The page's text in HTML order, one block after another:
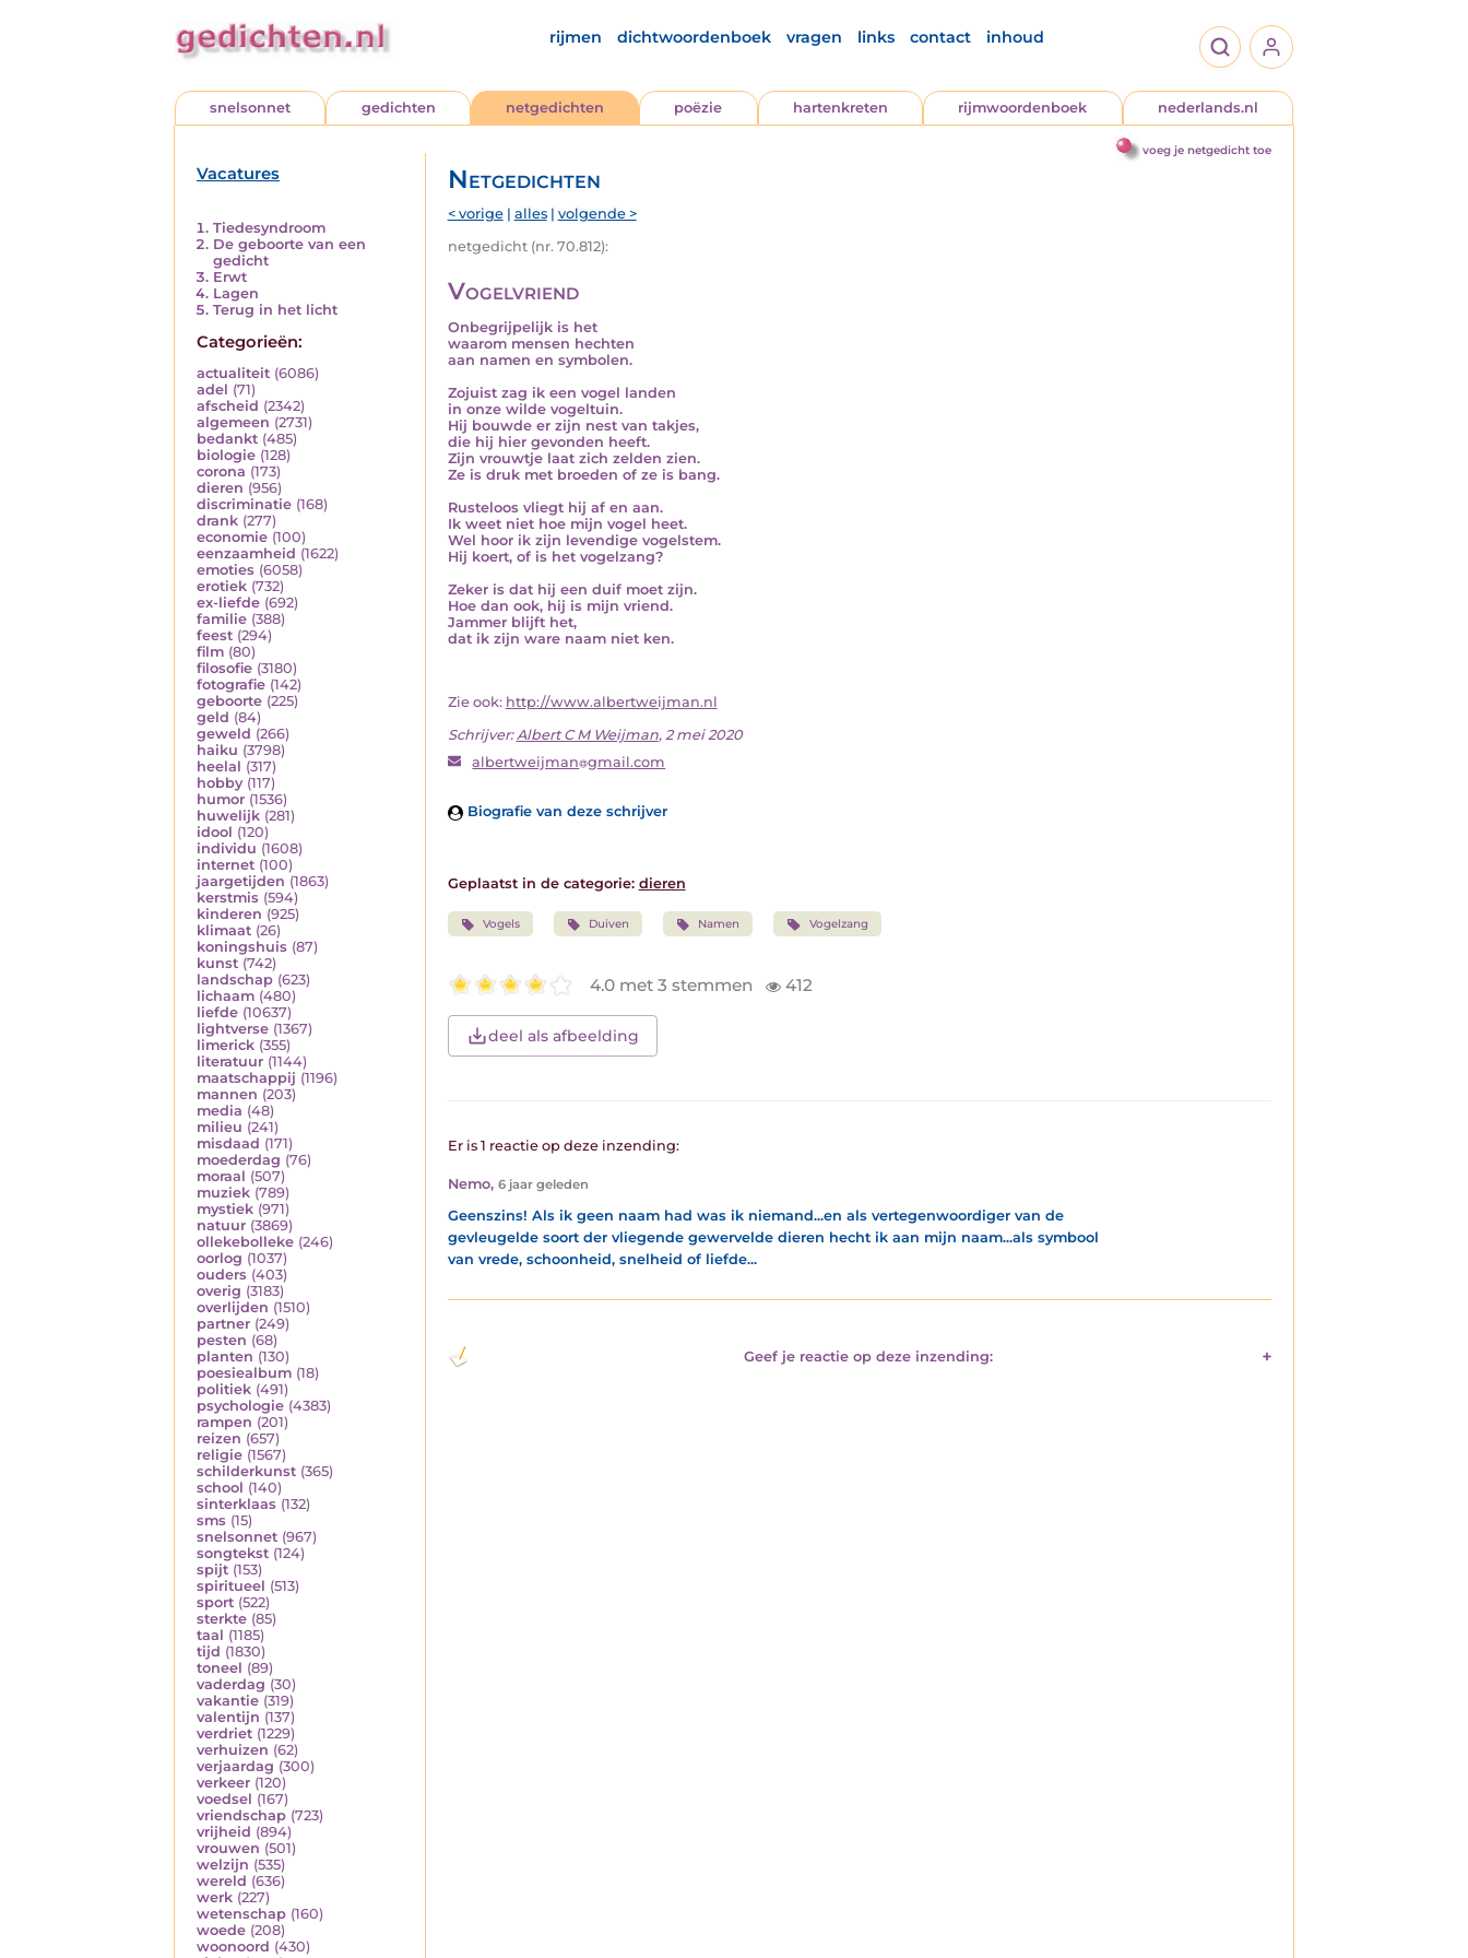
rijmen dichtwoordenboek vragen links contact inhoud
snelsonnet gedichten netgedichten poëzie hartenkreten rijmwoordenboek nederlands.nl
voeg je netgedicht toe
Vacatures
Tiedesyndroom
De geboorte van een
gedicht
Erwt
Lagen
Terug in het licht
Categorieën:
actualiteit (6086)
adel (71)
afscheid (2342)
algemeen (2731)
bedankt (485)
biologie (128)
corona (173)
dieren (956)
discriminatie (168)
drank (277)
economie (100)
eenzaamheid (1622)
emoties (6058)
erotiek (732)
ex-liefde (692)
familie (388)
feest (294)
film (80)
filosofie (3180)
fotografie (142)
geboorte (225)
geld (84)
geweld (266)
haiku (3798)
heelal (317)
hobby (117)
humor (1536)
huwelijk (281)
idool (120)
individu (1608)
internet (100)
jaargetijden (1863)
kerstmis (594)
kinderen (925)
klimaat (26)
koningshuis (87)
kunst (742)
landschap (623)
lichaam (480)
liefde (10637)
lightverse (1367)
limerick (355)
literatuur (1144)
maatschappij (1196)
mannen (203)
media (48)
milieu (241)
misdaad (171)
moederdag (76)
moraal (507)
muziek (789)
mystiek (971)
natuur (3869)
ollekebolleke (246)
oorlog (1037)
ouders (403)
overig (3183)
overlijden (1510)
partner (249)
pesten (68)
planten (130)
poesiealbum (18)
politiek (491)
psychologie (4383)
rampen (201)
reizen (657)
religie (1567)
schilderkunst (365)
school (140)
sinterklaas (132)
sms (15)
snelsonnet (967)
songtekst (124)
spijt (153)
spiritueel (513)
sport (522)
sterkte (85)
taal (1185)
tijd (1830)
toneel (89)
vaderdag (30)
vakantie (319)
valentijn (137)
verdriet (1229)
verhuizen (62)
verjaardag (300)
verkeer (120)
voedsel (167)
vriendschap (723)
vrijheid (894)
vrouwen (501)
welzijn (535)
wereld (636)
werk (227)
wetenschap (160)
woede (208)
woonoord (430)
Netgedichten
< vorige| alles| volgende >
netgedicht (nr. 70.812):
Vogelvriend
Onbegrijpelijk is het
waarom mensen hechten
aan namen en symbolen.
Zojuist zag ik een vogel landen
in onze wilde vogeltuin.
Hij bouwde er zijn nest van takjes,
die hij hier gevonden heeft.
Zijn vrouwtje laat zich zelden zien.
Ze is druk met broeden of ze is bang.
Rusteloos vliegt hij af en aan.
Ik weet niet hoe mijn vogel heet.
Wel hoor ik zijn levendige vogelstem.
Hij koert, of is het vogelzang?
Zeker is dat hij een duif moet zijn.
Hoe dan ook, hij is mijn vriend.
Jammer blijft het,
dat ik zijn ware naam niet ken.
Zie ook: http://www.albertweijman.nl
Schrijver: Albert C M Weijman, 2 mei 2020
albertweijman gmail.com
Biografie van deze schrijver
Geplaatst in de categorie: dieren
Vogels Duiven Namen Vogelzang
4.0 met 3 stemmen 412
deel als afbeelding
Er is 1 reactie op deze inzending:
Nemo, 6 jaar geleden
Geenszins! Als ik geen naam had was ik niemand...en als vertegenwoordiger van de
gevleugelde soort der vliegende gewervelde dieren hecht ik aan mijn naam...als symbool
van vrede, schoonheid, snelheid of liefde...
Geef je reactie op deze inzending: